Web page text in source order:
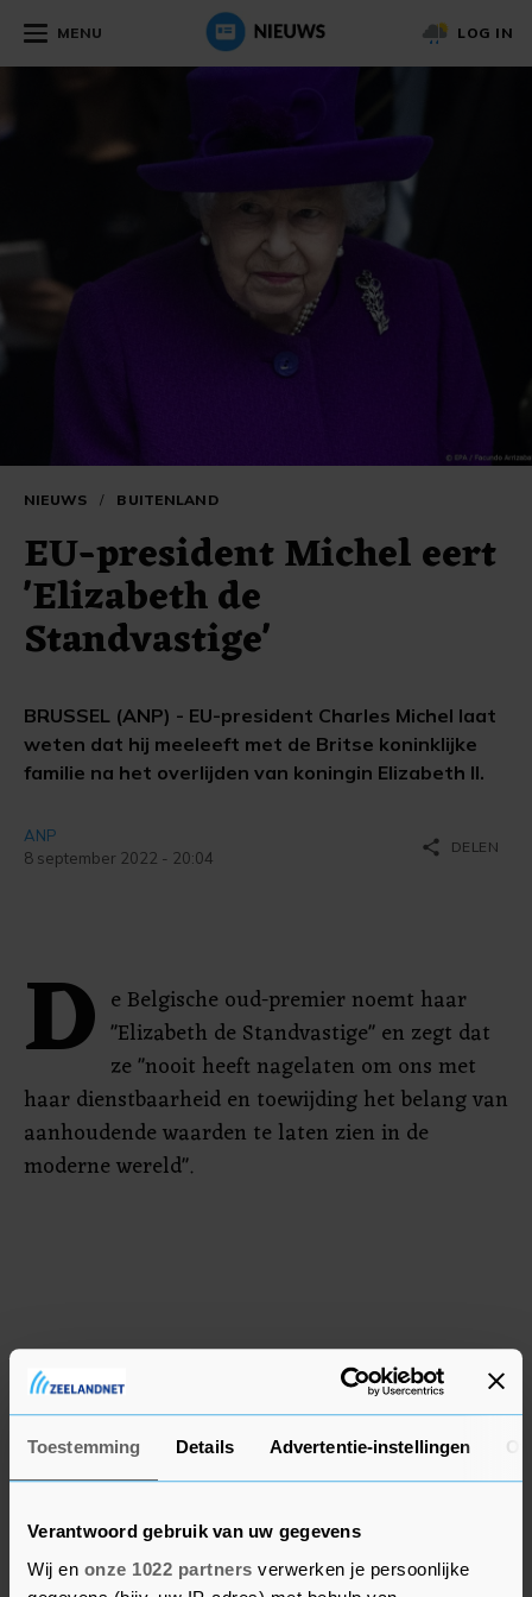
Toestemming Details Advertentie-instellingen
Verantwoord gebruik van uw gegevens
Wij en onze 1022 partners verwerken je persoonlijke
MENU LOG IN
NIEUWS / BUITENLAND
EU-president Michel eert
'Elizabeth de
Standvastige'
BRUSSEL (ANP) - EU-president Charles Michel laat
weten dat hij meeleeft met de Britse koninklijke
familie na het overlijden van koningin Elizabeth II.
ANP
8 september 2022 - 20:04
share DELEN
D e Belgische oud-premier noemt haar
"Elizabeth de Standvastige" en zegt dat
ze "nooit heeft nagelaten om ons met
haar dienstbaarheid en toewijding het belang van
aanhoudende waarden te laten zien in de
moderne wereld".